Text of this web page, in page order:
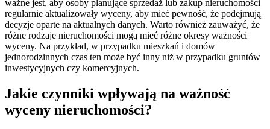
ważne jest, aby osoby planujące sprzedaż lub zakup nieruchomości
regularnie aktualizowały wyceny, aby mieć pewność, że podejmują
decyzje oparte na aktualnych danych. Warto również zauważyć, że
różne rodzaje nieruchomości mogą mieć różne okresy ważności
wyceny. Na przykład, w przypadku mieszkań i domów
jednorodzinnych czas ten może być inny niż w przypadku gruntów
inwestycyjnych czy komercyjnych.
Jakie czynniki wpływają na ważność
wyceny nieruchomości?